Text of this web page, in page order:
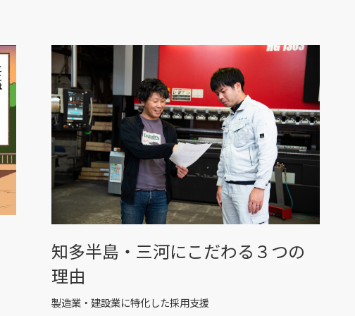
知多半島・三河にこだわる３つの
理由
製造業・建設業に特化した採用支援